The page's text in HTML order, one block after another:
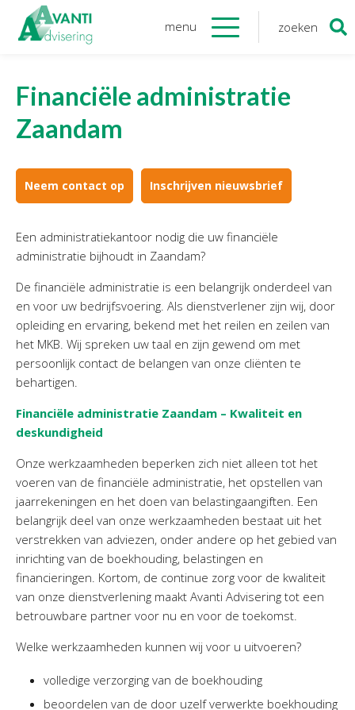
menu zoeken
Onze medewerkers
NOAB gecertificeerd
gegevensbescherming
Sponsoring
Onzediensten
Financiele Administratie
Startersbegeleiding
Tijdelijk financieel personeel
Personeel & Organisatie
Bedrijfseconomisch advies
Belastingadvies Purmerend
Online boekhouden
Nieuws&informatie
Nieuwsbrief
Nieuwsoverzicht
Handige links
Downloads
AvantiOnline
Zoeken
Financiële administratie
Zaandam
Neem contact op Inschrijven nieuwsbrief
Een administratiekantoor nodig die uw financiële
administratie bijhoudt in Zaandam?
De financiële administratie is een belangrijk onderdeel van
en voor uw bedrijfsvoering. Als dienstverlener zijn wij, door
opleiding en ervaring, bekend met het reilen en zeilen van
het MKB. Wij spreken uw taal en zijn gewend om met
persoonlijk contact de belangen van onze cliënten te
behartigen.
Financiële administratie Zaandam – Kwaliteit en
deskundigheid
Onze werkzaamheden beperken zich niet alleen tot het
voeren van de financiële administratie, het opstellen van
jaarrekeningen en het doen van belastingaangiften. Een
belangrijk deel van onze werkzaamheden bestaat uit het
verstrekken van adviezen, onder andere op het gebied van
inrichting van de boekhouding, belastingen en
financieringen. Kortom, de continue zorg voor de kwaliteit
van onze dienstverlening maakt Avanti Advisering tot een
betrouwbare partner voor nu en voor de toekomst.
Welke werkzaamheden kunnen wij voor u uitvoeren?
volledige verzorging van de boekhouding
beoordelen van de door uzelf verwerkte boekhouding